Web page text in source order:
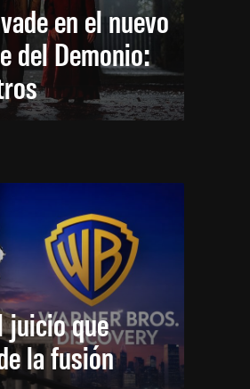
en el nuevo
del Demonio:
juicio que
la fusión